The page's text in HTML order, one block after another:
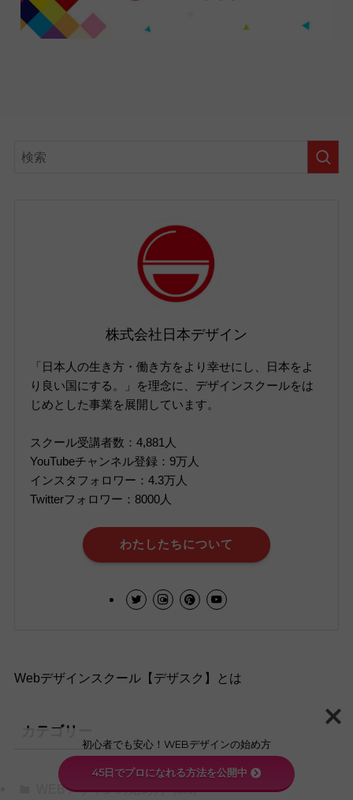
株式会社日本デザイン
「日本人の生き方・働き方をより幸せにし、日本をよ
り良い国にする。」を理念に、デザインスクールをは
じめとした事業を展開しています。
スクール受講者数：4,881人
YouTubeチャンネル登録：9万人
インスタフォロワー：4.3万人
Twitterフォロワー：8000人
わたしたちについて
Webデザインスクール【デザスク】とは
カテゴリー
WEBデザインの始め方 (301)
初心者でも安心！WEBデザインの始め方
45日でプロになれる方法を公開中